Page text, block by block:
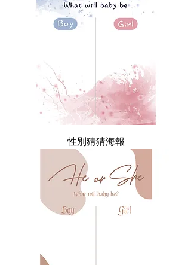
性別猜猜海報